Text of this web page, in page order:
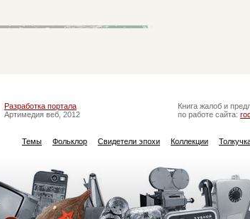
Разработка портала
Артимедия веб, 2012
Книга жалоб и
по работе сайта:
Темы Фольклор Свидетели эпохи Коллекции